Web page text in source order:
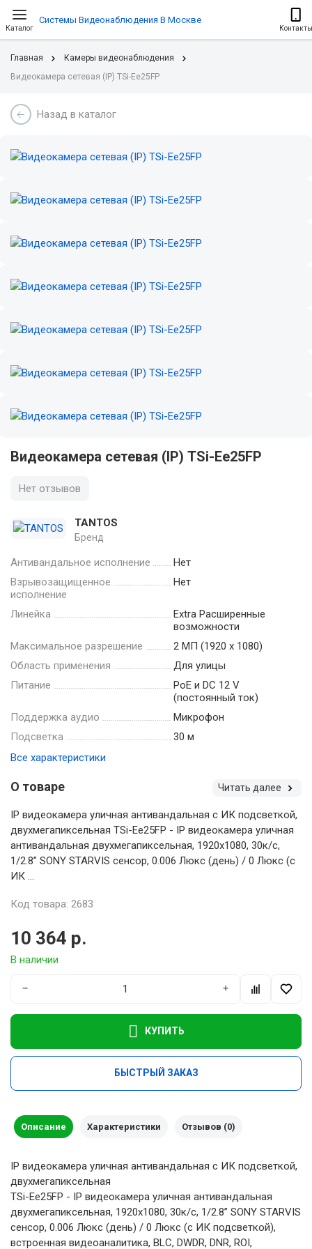
Каталог
Системы Видеонаблюдения В Москве
Контакты
Главная
Камеры видеонаблюдения
Видеокамера сетевая (IP) TSi-Ee25FP
Назад в каталог
Видеокамера сетевая (IP) TSi-Ee25FP
Нет отзывов
TANTOS
Бренд
Антивандальное исполнение
Нет
Взрывозащищенное
исполнение
Нет
Линейка
Extra Расширенные
возможности
Максимальное разрешение
2 МП (1920 х 1080)
Область применения
Для улицы
Питание
PoE и DC 12 V
(постоянный ток)
Поддержка аудио
Микрофон
Подсветка
30 м
Все характеристики
О товаре Читать далее
IP видеокамера уличная антивандальная с ИК подсветкой,
двухмегапиксельная TSi-Ee25FP - IP видеокамера уличная
антивандальная двухмегапиксельная, 1920х1080, 30к/с,
1/2.8” SONY STARVIS сенсор, 0.006 Люкс (день) / 0 Люкс (с
ИК ...
Код товара: 2683
10 364 р.
В наличии
− +
КУПИТЬ
БЫСТРЫЙ ЗАКАЗ
Описание Характеристики Отзывов (0)
IP видеокамера уличная антивандальная с ИК подсветкой,
двухмегапиксельная
TSi-Ee25FP - IP видеокамера уличная антивандальная
двухмегапиксельная, 1920х1080, 30к/с, 1/2.8” SONY STARVIS
сенсор, 0.006 Люкс (день) / 0 Люкс (с ИК подсветкой),
встроенная видеоаналитика, BLC, DWDR, DNR, ROI,